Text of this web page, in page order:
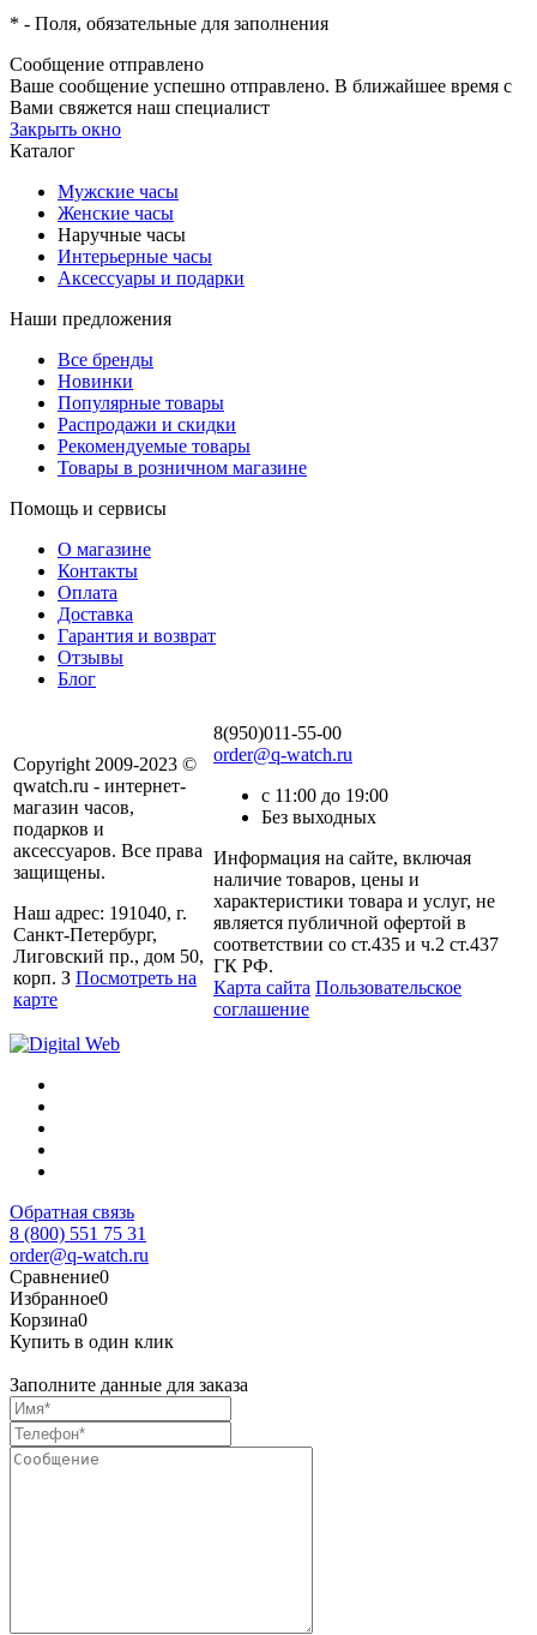
* - Поля, обязательные для заполнения
Сообщение отправлено
Ваше сообщение успешно отправлено. В ближайшее время с
Вами свяжется наш специалист
Закрыть окно
Каталог
Мужские часы
Женские часы
Наручные часы
Интерьерные часы
Аксессуары и подарки
Наши предложения
Все бренды
Новинки
Популярные товары
Распродажи и скидки
Рекомендуемые товары
Товары в розничном магазине
Помощь и сервисы
О магазине
Контакты
Оплата
Доставка
Гарантия и возврат
Отзывы
Блог
Copyright 2009-2023 ©
qwatch.ru - интернет-
магазин часов,
подарков и
аксессуаров. Все права
защищены.
Наш адрес: 191040, г.
Санкт-Петербург,
Лиговский пр., дом 50,
корп. З Посмотреть на
карте
8(950)011-55-00
order@q-watch.ru
с 11:00 до 19:00
Без выходных
Информация на сайте, включая
наличие товаров, цены и
характеристики товара и услуг, не
является публичной офертой в
соответствии со ст.435 и ч.2 ст.437
ГК РФ.
Карта сайта Пользовательское
соглашение
Обратная связь
8 (800) 551 75 31
order@q-watch.ru
Сравнение0
Избранное0
Корзина0
Купить в один клик
Заполните данные для заказа